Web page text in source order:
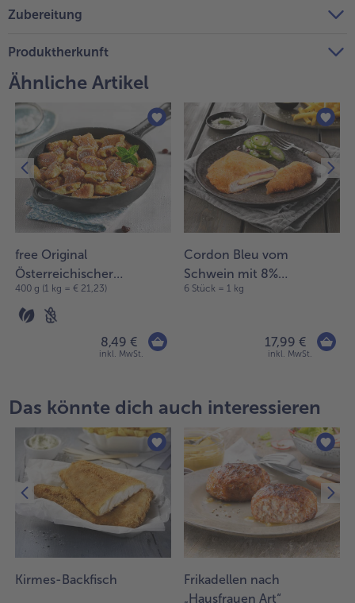
Zubereitung
Produktherkunft
Ähnliche Artikel
free Original
Österreichischer
Kaiserschmarrn
400 g (1 kg = € 21,23)
8,49 €
inkl. MwSt.
Cordon Bleu vom
Schwein mit 8%
Flüssigwürzung
6 Stück = 1 kg
17,99 €
inkl. MwSt.
Das könnte dich auch interessieren
Kirmes-Backfisch
Frikadellen nach
„Hausfrauen Art“